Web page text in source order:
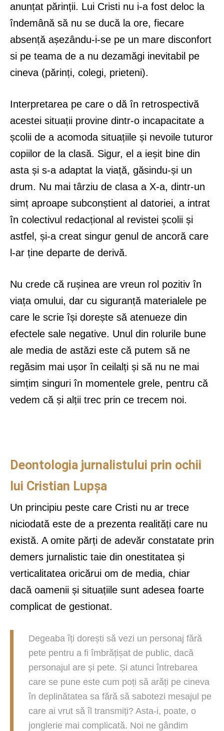
anunțat părinții. Lui Cristi nu i-a fost deloc la
îndemână să nu se ducă la ore, fiecare
absență așezându-i-se pe un mare disconfort
si pe teama de a nu dezamăgi inevitabil pe
cineva (părinți, colegi, prieteni).
Interpretarea pe care o dă în retrospectivă
acestei situații provine dintr-o incapacitate a
școlii de a acomoda situațiile și nevoile tuturor
copiilor de la clasă. Sigur, el a ieșit bine din
asta și s-a adaptat la viață, găsindu-și un
drum. Nu mai târziu de clasa a X-a, dintr-un
simț aproape subconștient al datoriei, a intrat
în colectivul redacțional al revistei școlii și
astfel, și-a creat singur genul de ancoră care
l-ar ține departe de derivă.
Nu crede că rușinea are vreun rol pozitiv în
viața omului, dar cu siguranță materialele pe
care le scrie își dorește să atenueze din
efectele sale negative. Unul din rolurile bune
ale media de astăzi este că putem să ne
regăsim mai ușor în ceilalți și să nu ne mai
simțim singuri în momentele grele, pentru că
vedem că și alții trec prin ce trecem noi.
Deontologia jurnalistului prin ochii
lui Cristian Lupșa
Un principiu peste care Cristi nu ar trece
niciodată este de a prezenta realități care nu
există. A omite părți de adevăr constatate prin
demers jurnalistic taie din onestitatea și
verticalitatea oricărui om de media, chiar
dacă oamenii și situațiile sunt adesea foarte
complicat de gestionat.
Degeaba îți dorești să vezi un personaj fără
pete pentru a fi îmbrățișat de public, dacă
personajul are și pete. Și atunci întrebarea
care se pune este cum poți să arăți pe cineva
în deplinătatea sa fără să sabotezi mesajul pe
care ai vrut să îl transmiți? Asta-i, poate, o
jonglerie mai complicată. Noi ne gândim